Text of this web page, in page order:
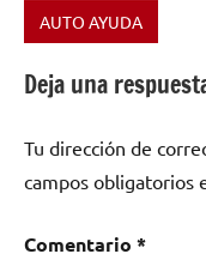
Etiquetado
cantantes,
fisico,
Salud
AUTO AYUDA
Deja una
Tu dirección de
campos obligatorios
Comentario *